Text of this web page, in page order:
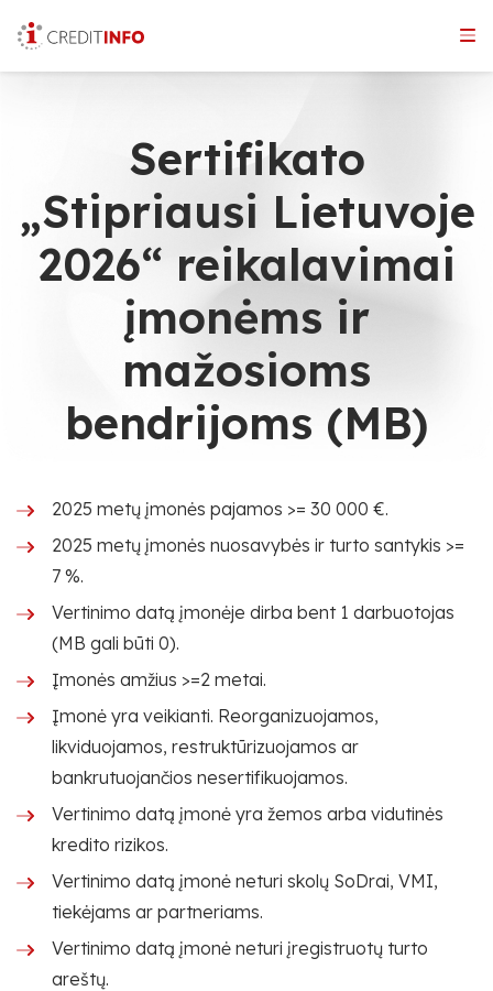
the
Sertifikato
„Stipriausi Lietuvoje
2026“ reikalavimai
įmonėms ir
mažosioms
bendrijoms (MB)
2025 metų įmonės pajamos >= 30 000 €.
2025 metų įmonės nuosavybės ir turto santykis >=
7 %.
Vertinimo datą įmonėje dirba bent 1 darbuotojas
(MB gali būti 0).
Įmonės amžius >=2 metai.
Įmonė yra veikianti. Reorganizuojamos,
likviduojamos, restruktūrizuojamos ar
bankrutuojančios nesertifikuojamos.
Vertinimo datą įmonė yra žemos arba vidutinės
kredito rizikos.
Vertinimo datą įmonė neturi skolų SoDrai, VMI,
tiekėjams ar partneriams.
Vertinimo datą įmonė neturi įregistruotų turto
areštų.